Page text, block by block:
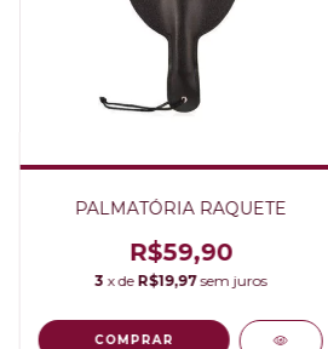
PALMATÓRIA RAQUETE
R$59,90
3 x de R$19,97 sem juros
COMPRAR